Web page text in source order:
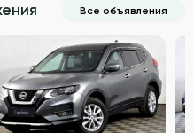
Все объявления
VIN проверен